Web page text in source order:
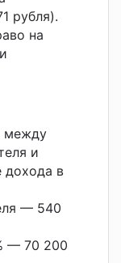
рубля).
на
между
и
дохода в
— 540
— 70 200